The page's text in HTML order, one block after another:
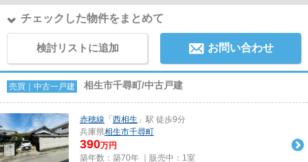
チェックした物件をまとめて
検討リストに追加 お問い合わせ
売買｜中古一戸建 相生市千尋町/中古戸建
赤穂線 「 西相生 」駅 徒歩9分
兵庫県相生市千尋町
390万円
築年数：築70年 ｜販売中： 1室